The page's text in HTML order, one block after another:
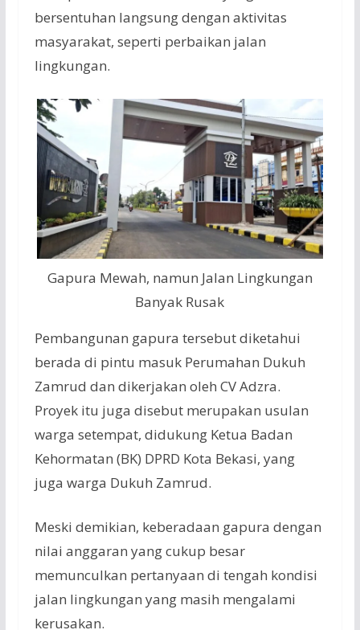
bersentuhan langsung dengan aktivitas
masyarakat, seperti perbaikan jalan
lingkungan.
Gapura Mewah, namun Jalan Lingkungan
Banyak Rusak
Pembangunan gapura tersebut diketahui
berada di pintu masuk Perumahan Dukuh
Zamrud dan dikerjakan oleh CV Adzra.
Proyek itu juga disebut merupakan usulan
warga setempat, didukung Ketua Badan
Kehormatan (BK) DPRD Kota Bekasi, yang
juga warga Dukuh Zamrud.
Meski demikian, keberadaan gapura dengan
nilai anggaran yang cukup besar
memunculkan pertanyaan di tengah kondisi
jalan lingkungan yang masih mengalami
kerusakan.